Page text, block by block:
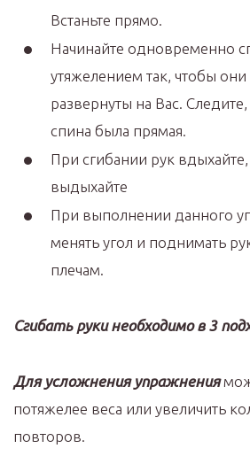
Встаньте прямо.
Начинайте одновременно
утяжелением так, чтобы
развернуты на Вас.
спина была прямая.
При сгибании рук
выдыхайте
При выполнении данного
менять угол и поднимать
плечам.
Сгибать руки необходимо в 3
Для усложнения упражнения
потяжелее веса или увеличить
повторов.